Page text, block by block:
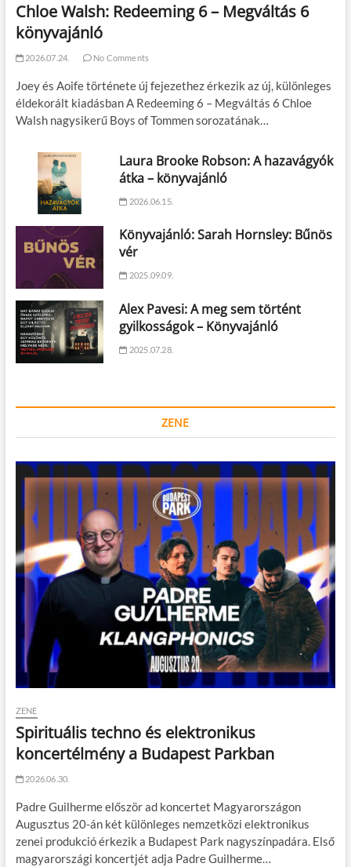
Chloe Walsh: Redeeming 6 – Megváltás 6
könyvajánló
2026.07.24. No Comments
Joey és Aoife története új fejezethez érkezik az új, különleges
éldekorált kiadásban A Redeeming 6 – Megváltás 6 Chloe
Walsh nagysikerű Boys of Tommen sorozatának…
Laura Brooke Robson: A hazavágyók
átka – könyvajánló
2026.06.15.
Könyvajánló: Sarah Hornsley: Bűnös
vér
2025.09.09.
Alex Pavesi: A meg sem történt
gyilkosságok – Könyvajánló
2025.07.28.
ZENE
ZENE
Spirituális techno és elektronikus
koncertélmény a Budapest Parkban
2026.06.30.
Padre Guilherme először ad koncertet Magyarországon
Augusztus 20-án két különleges nemzetközi elektronikus
zenei produkció érkezik a Budapest Park nagyszínpadára. Első
magyarországi koncertjét adja Padre Guilherme…